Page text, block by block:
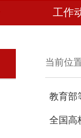
工作
当前位
教育部
全国高